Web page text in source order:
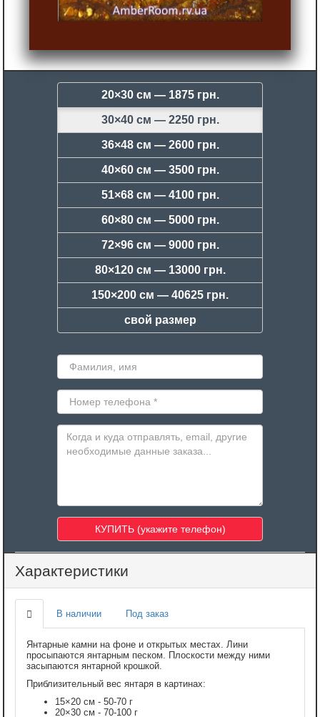
20×30 см — 1875 грн.
30×40 см — 2250 грн.
36×48 см — 2600 грн.
40×60 см — 3500 грн.
51×68 см — 4100 грн.
60×80 см — 5000 грн.
72×96 см — 9000 грн.
80×120 см — 13000 грн.
150×200 см — 40625 грн.
свой размер
Характеристики
В наличии Под заказ
Янтарные камни на фоне и открытых местах. Лини
просыпаются янтарным песком. Плоскости между ними
засыпаются янтарной крошкой.
Приблизительный вес янтаря в картинах:
15×20 см - 50-70 г
20×30 см - 70-100 г